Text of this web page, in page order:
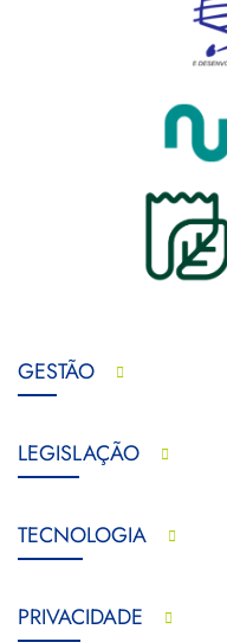
GESTÃO
LEGISLAÇÃO
TECNOLOGIA
PRIVACIDADE